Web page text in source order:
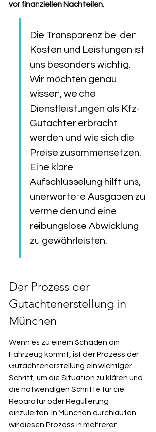
vor finanziellen Nachteilen.
Die Transparenz bei den
Kosten und Leistungen ist
uns besonders wichtig.
Wir möchten genau
wissen, welche
Dienstleistungen als Kfz-
Gutachter erbracht
werden und wie sich die
Preise zusammensetzen.
Eine klare
Aufschlüsselung hilft uns,
unerwartete Ausgaben zu
vermeiden und eine
reibungslose Abwicklung
zu gewährleisten.
Der Prozess der
Gutachtenerstellung in
München
Wenn es zu einem Schaden am
Fahrzeug kommt, ist der Prozess der
Gutachtenerstellung ein wichtiger
Schritt, um die Situation zu klären und
die notwendigen Schritte für die
Reparatur oder Regulierung
einzuleiten. In München durchlaufen
wir diesen Prozess in mehreren